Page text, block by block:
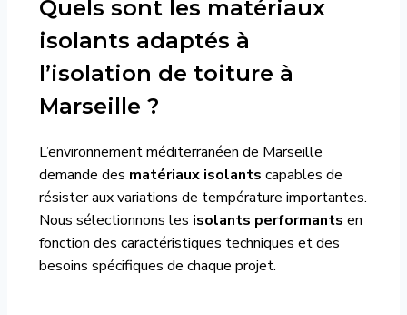
Quels sont les matériaux
isolants adaptés à
l’isolation de toiture à
Marseille ?
L’environnement méditerranéen de Marseille
demande des matériaux isolants capables de
résister aux variations de température importantes.
Nous sélectionnons les isolants performants en
fonction des caractéristiques techniques et des
besoins spécifiques de chaque projet.